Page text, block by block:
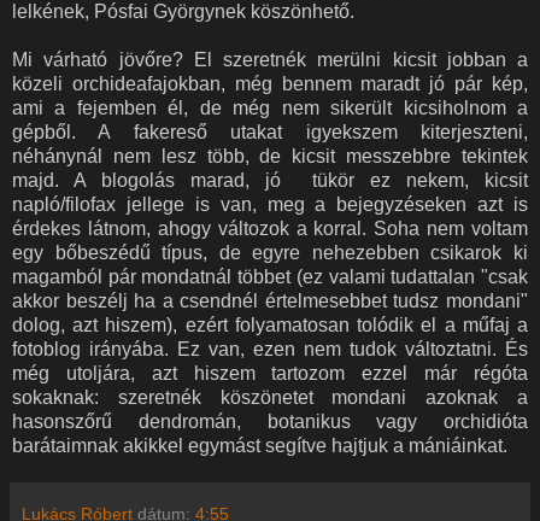
lelkének, Pósfai Györgynek köszönhető.
Mi várható jövőre? El szeretnék merülni kicsit jobban a
közeli orchideafajokban, még bennem maradt jó pár kép,
ami a fejemben él, de még nem sikerült kicsiholnom a
gépből. A fakereső utakat igyekszem kiterjeszteni,
néhánynál nem lesz több, de kicsit messzebbre tekintek
majd. A blogolás marad, jó tükör ez nekem, kicsit
napló/filofax jellege is van, meg a bejegyzéseken azt is
érdekes látnom, ahogy változok a korral. Soha nem voltam
egy bőbeszédű típus, de egyre nehezebben csikarok ki
magamból pár mondatnál többet (ez valami tudattalan "csak
akkor beszélj ha a csendnél értelmesebbet tudsz mondani"
dolog, azt hiszem), ezért folyamatosan tolódik el a műfaj a
fotoblog irányába. Ez van, ezen nem tudok változtatni. És
még utoljára, azt hiszem tartozom ezzel már régóta
sokaknak: szeretnék köszönetet mondani azoknak a
hasonszőrű dendromán, botanikus vagy orchidióta
barátaimnak akikkel egymást segítve hajtjuk a mániáinkat.
Lukács Róbert dátum: 4:55